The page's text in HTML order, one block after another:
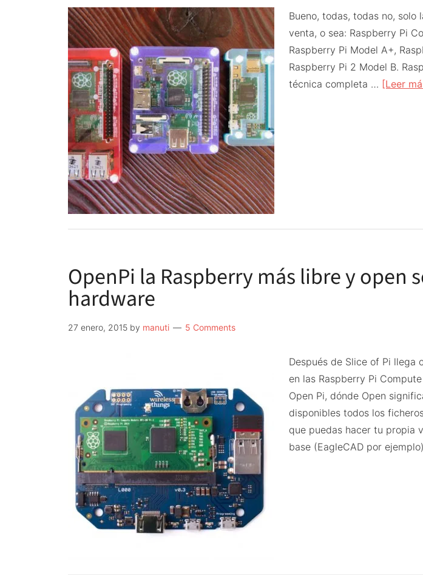
Bueno, todas, todas no, solo
venta, o sea: Raspberry Pi
Raspberry Pi Model A+,
Raspberry Pi 2 Model B.
técnica completa … [Leer
OpenPi la Raspberry más libre y open
hardware
27 enero, 2015 by manuti 5 Comments
Después de Slice of Pi llega
en las Raspberry Pi
Open Pi, dónde Open
disponibles todos los
que puedas hacer tu propia
base (EagleCAD por